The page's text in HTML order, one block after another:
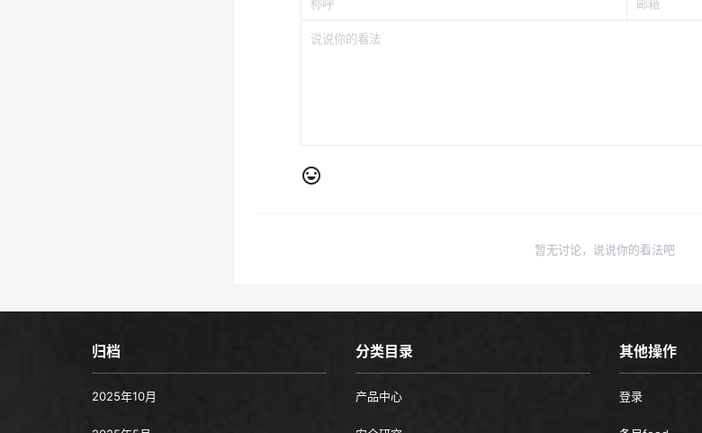
暂无讨论，说说你的看法吧
归档
2025年10月
分类目录
产品中心
其他操作
登录